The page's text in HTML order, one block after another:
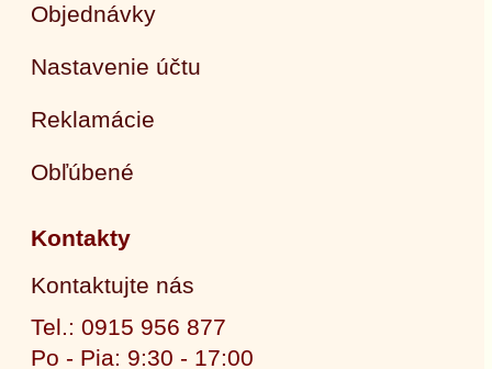
Objednávky
Nastavenie účtu
Reklamácie
Obľúbené
Kontakty
Kontaktujte nás
Tel.: 0915 956 877
Po - Pia: 9:30 - 17:00